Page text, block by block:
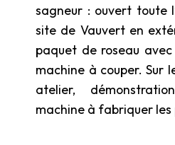
sagneur : ouvert toute
site de Vauvert en
paquet de roseau
machine à couper. Sur
atelier,
machine à fabriquer les